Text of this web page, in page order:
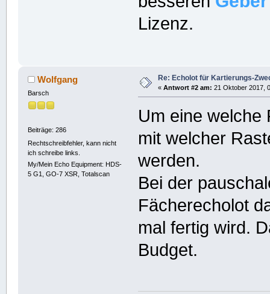
Lizenz.
Wolfgang
Barsch
Beiträge: 286
Rechtschreibfehler, kann nicht
ich schreibe links.
My/Mein Echo Equipment: HDS-
5 G1, GO-7 XSR, Totalscan
Re: Echolot für Kartierungs-
« Antwort #2 am: 21 Oktober 2017,
Um eine welche
mit welcher
werden.
Bei der
Fächerecholot
mal fertig wird.
Budget.